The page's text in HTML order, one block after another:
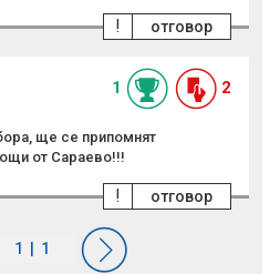
отговор
!
1 2
ще се припомнят
от Сараево!!!
отговор
!